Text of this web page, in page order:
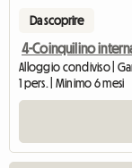
Da scoprire
4-Coinquilino
Alloggio condiviso |
1 pers. | Minimo 6 mesi